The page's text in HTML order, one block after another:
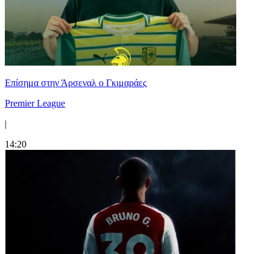
Επίσημα στην Άρσεναλ ο Γκιμαράες
Premier League
|
14:20